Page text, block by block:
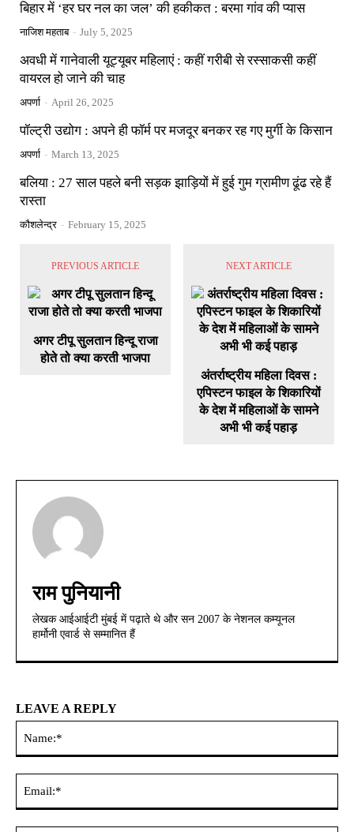
बिहार में ‘हर घर नल का जल’ की हकीकत : बरमा गांव की प्यास
नाजिश महताब - July 5, 2025
अवधी में गानेवाली यूट्यूबर महिलाएं : कहीं गरीबी से रस्साकसी कहीं
वायरल हो जाने की चाह
अपर्णा - April 26, 2025
पॉल्ट्री उद्योग : अपने ही फॉर्म पर मजदूर बनकर रह गए मुर्गी के किसान
अपर्णा - March 13, 2025
बलिया : 27 साल पहले बनी सड़क झाड़ियों में हुई गुम ग्रामीण ढूंढ रहे हैं
रास्ता
कौशलेन्द्र - February 15, 2025
PREVIOUS ARTICLE
अगर टीपू सुलतान हिन्दू राजा
होते तो क्या करती भाजपा
NEXT ARTICLE
अंतर्राष्ट्रीय महिला दिवस :
एपिस्टन फाइल के शिकारियों
के देश में महिलाओं के सामने
अभी भी कई पहाड़
राम पुनियानी
लेखक आईआईटी मुंबई में पढ़ाते थे और सन 2007 के नेशनल कम्यूनल
हार्मोनी एवार्ड से सम्मानित हैं
LEAVE A REPLY